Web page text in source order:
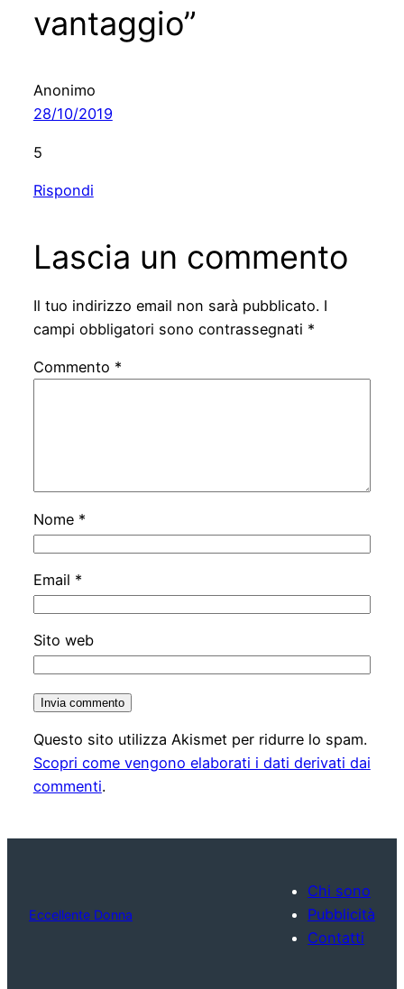
vantaggio”
Anonimo
28/10/2019
5
Rispondi
Lascia un commento
Il tuo indirizzo email non sarà pubblicato. I
campi obbligatori sono contrassegnati *
Commento *
Nome *
Email *
Sito web
Questo sito utilizza Akismet per ridurre lo spam.
Scopri come vengono elaborati i dati derivati dai
commenti.
Eccellente Donna
Chi sono
Pubblicità
Contatti